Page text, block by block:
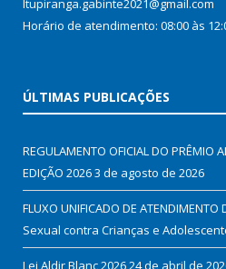
Itupiranga.gabinte2021@gmail.com
Horário de atendimento: 08:00 às
ÚLTIMAS PUBLICAÇÕES
REGULAMENTO OFICIAL DO PRÊMIO
EDIÇÃO 20263 de agosto de 2026
FLUXO UNIFICADO DE
Sexual contra Crianças e
Lei Aldir Blanc 202624 de abril de